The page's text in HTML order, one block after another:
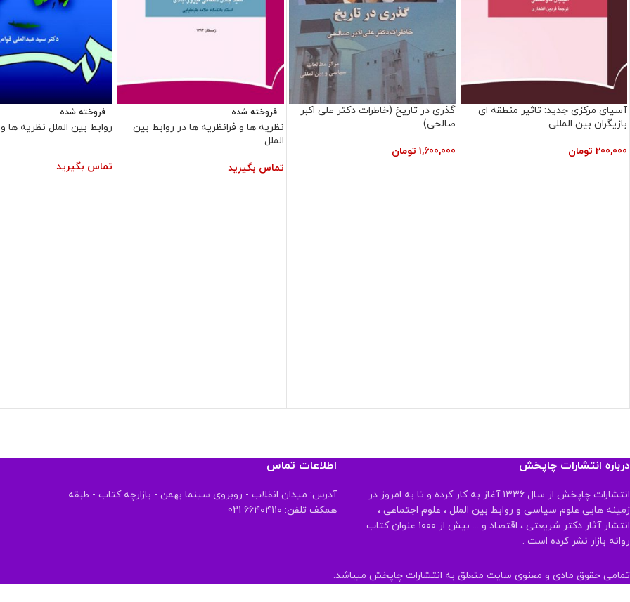
آسیای مرکزی جدید: تاثیر منطقه ای
بازیگران بین المللی
200,000 تومان
گذری در تاریخ (خاطرات دکتر علی اکبر
صالحی)
1,600,000 تومان
فروخته شده
نظریه ها و فرانظریه ها در روابط بین
الملل
تماس بگیرید
فروخته شده
روابط بین الملل نظریه ها
تماس بگیرید
درباره انتشارات چاپخش
انتشارات چاپخش از سال ۱۳۳۶ آغاز به کار کرده و تا به امروز در
زمینه هایی علوم سیاسی و روابط بین الملل ، علوم اجتماعی ،
انتشار آثار دکتر شریعتی ، اقتصاد و ... بیش از ۱۰۰۰ عنوان کتاب
روانه بازار نشر کرده است .
اطلاعات تماس
آدرس: میدان انقلاب - روبروی سینما بهمن - بازارچه کتاب - طبقه
همکف تلفن: ۶۶۴۰۴۱۱۰ 021
تمامی حقوق مادی و معنوی سایت متعلق به انتشارات چاپخش میباشد.